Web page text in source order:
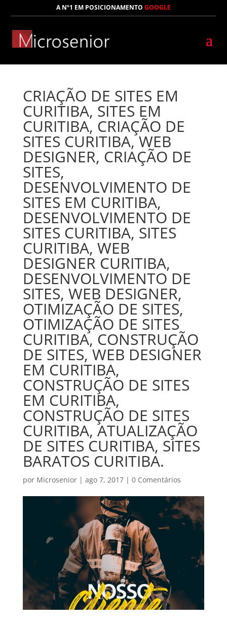
A Nº1 EM POSICIONAMENTO GOOGLE
CRIAÇÃO DE SITES EM
CURITIBA, SITES EM
CURITIBA, CRIAÇÃO DE
SITES CURITIBA, WEB
DESIGNER, CRIAÇÃO DE
SITES,
DESENVOLVIMENTO DE
SITES EM CURITIBA,
DESENVOLVIMENTO DE
SITES CURITIBA, SITES
CURITIBA, WEB
DESIGNER CURITIBA,
DESENVOLVIMENTO DE
SITES, WEB DESIGNER,
OTIMIZAÇÃO DE SITES,
OTIMIZAÇÃO DE SITES
CURITIBA, CONSTRUÇÃO
DE SITES, WEB DESIGNER
EM CURITIBA,
CONSTRUÇÃO DE SITES
EM CURITIBA,
CONSTRUÇÃO DE SITES
CURITIBA, ATUALIZAÇÃO
DE SITES CURITIBA, SITES
BARATOS CURITIBA.
por Microsenior| ago 7, 2017| 0 Comentários